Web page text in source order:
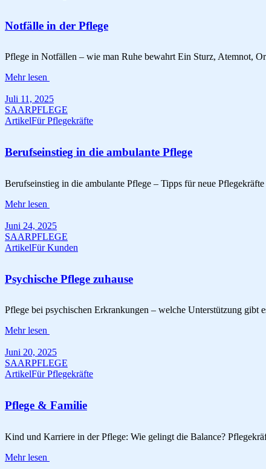
Notfälle in der Pflege
Pflege in Notfällen – wie man Ruhe bewahrt Ein Sturz, Atemnot,
Mehr lesen
Juli 11, 2025
SAARPFLEGE
ArtikelFür Pflegekräfte
Berufseinstieg in die ambulante Pflege
Berufseinstieg in die ambulante Pflege – Tipps für neue
Mehr lesen
Juni 24, 2025
SAARPFLEGE
ArtikelFür Kunden
Psychische Pflege zuhause
Pflege bei psychischen Erkrankungen – welche Unterstützung
Mehr lesen
Juni 20, 2025
SAARPFLEGE
ArtikelFür Pflegekräfte
Pflege & Familie
Kind und Karriere in der Pflege: Wie gelingt die Balance?
Mehr lesen